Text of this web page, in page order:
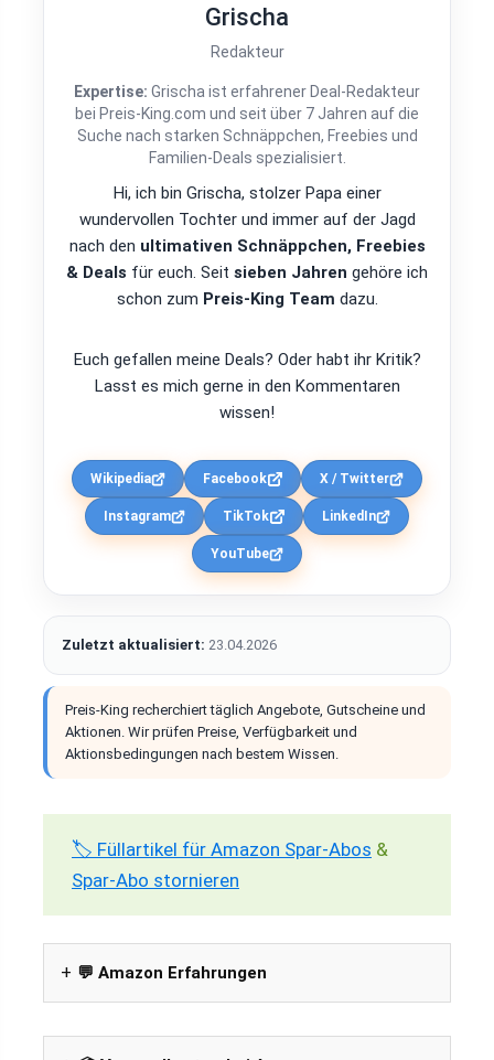
Grischa
Redakteur
Expertise: Grischa ist erfahrener Deal-Redakteur
bei Preis-King.com und seit über 7 Jahren auf die
Suche nach starken Schnäppchen, Freebies und
Familien-Deals spezialisiert.
Hi, ich bin Grischa, stolzer Papa einer
wundervollen Tochter und immer auf der Jagd
nach den ultimativen Schnäppchen, Freebies
& Deals für euch. Seit sieben Jahren gehöre ich
schon zum Preis-King Team dazu.
Euch gefallen meine Deals? Oder habt ihr Kritik?
Lasst es mich gerne in den Kommentaren
wissen!
Wikipedia Facebook X / Twitter
Instagram TikTok LinkedIn
YouTube
Zuletzt aktualisiert: 23.04.2026
Preis-King recherchiert täglich Angebote, Gutscheine und
Aktionen. Wir prüfen Preise, Verfügbarkeit und
Aktionsbedingungen nach bestem Wissen.
🏷️ Füllartikel für Amazon Spar-Abos &
Spar-Abo stornieren
💬 Amazon Erfahrungen